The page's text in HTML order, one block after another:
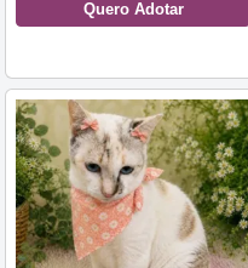
Quero Adotar